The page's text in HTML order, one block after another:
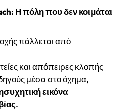
Η πόλη που δεν κοιμάται
πάλλεται από
και απόπειρες κλοπής
μέσα στο όχημα,
εικόνα
.